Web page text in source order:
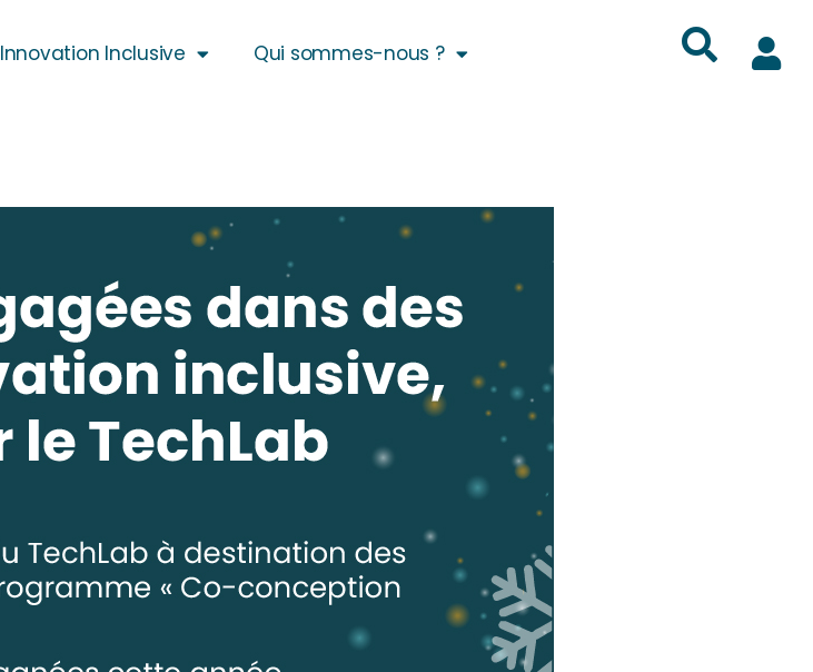
Innovation Inclusive Qui sommes-nous ?